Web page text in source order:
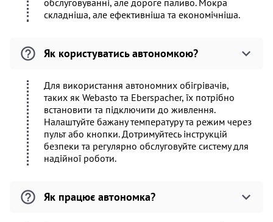
обслуговуванні, але дороге паливо. Мокра
складніша, але ефективніша та економічніша.
Як користуватись автономкою?
Для використання автономних обігрівачів,
таких як Webasto та Eberspacher, їх потрібно
встановити та підключити до живлення.
Налаштуйте бажану температуру та режим через
пульт або кнопки. Дотримуйтесь інструкцій
безпеки та регулярно обслуговуйте систему для
надійної роботи.
Як працює автономка?